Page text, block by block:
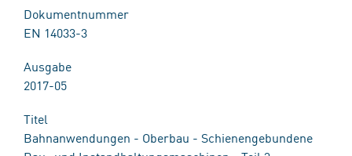
Dokumentnummer
EN 14033-3
Ausgabe
2017-05
Titel
Bahnanwendungen - Oberbau - Schienengebundene